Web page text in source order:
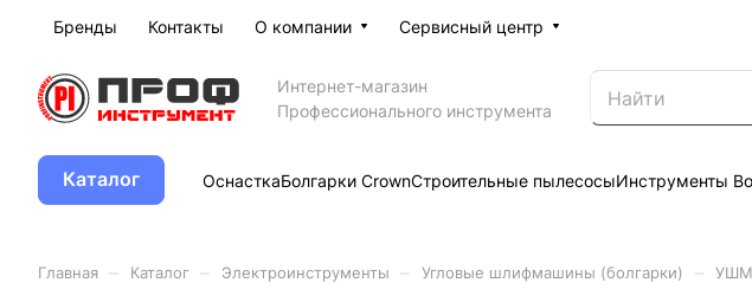
Бренды Контакты О компании Сервисный центр
Интернет-магазин
Профессионального инструмента
Каталог ОснасткаБолгарки CrownСтроительные пылесосыИнструменты
Главная Каталог Электроинструменты Угловые шлифмашины (болгарки) УШМ